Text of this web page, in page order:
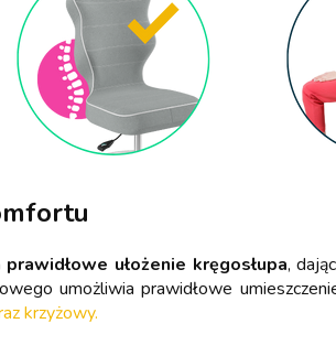
prawidłowe ułożenie kręgosłupa,
umożliwia prawidłowe
krzyżowy.